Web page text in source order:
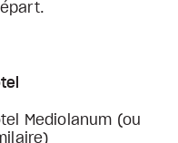
Mediolanum (ou